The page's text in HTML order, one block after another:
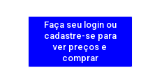
Faça seu login ou
cadastre-se para
ver preços e
comprar